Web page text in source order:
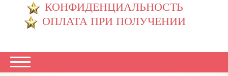
КОНФИДЕНЦИАЛЬНОСТЬ
ОПЛАТА ПРИ ПОЛУЧЕНИИ